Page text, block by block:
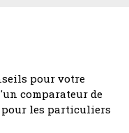
pour votre
comparateur de
les particuliers